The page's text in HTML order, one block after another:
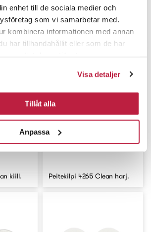
enhet till de sociala medier och
som vi samarbetar med.
kombinera informationen med annan
har tillhandahållit eller som de har
Visa detaljer
Tillåt alla
Anpassa
Peitekilpi 4265 kiill. messinki
kiill. Peitekilpi 4265 Clean harj.